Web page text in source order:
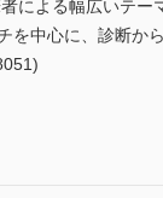
による幅広いテー
を中心に、診断か